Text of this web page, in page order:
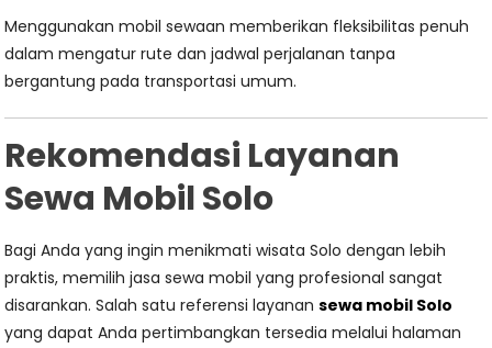
Menggunakan mobil sewaan memberikan fleksibilitas penuh
dalam mengatur rute dan jadwal perjalanan tanpa
bergantung pada transportasi umum.
Rekomendasi Layanan
Sewa Mobil Solo
Bagi Anda yang ingin menikmati wisata Solo dengan lebih
praktis, memilih jasa sewa mobil yang profesional sangat
disarankan. Salah satu referensi layanansewa mobil Solo
yang dapat Anda pertimbangkan tersedia melalui halaman